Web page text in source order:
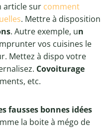
article sur comment
. Mettre à disposition
. Autre exemple, un
vos cuisines le
Mettez à dispo votre
Covoiturage
etc.
fausses bonnes idées
la boite à mégo de